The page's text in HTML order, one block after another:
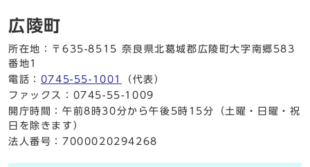
広陵町
所在地：〒635-8515 奈良県北葛城郡広陵町大字南郷583
番地1
電話： 0745-55-1001
（代表）
ファックス：0745-55-1009
開庁時間：午前8時30分から午後5時15分（土曜・日曜・祝
日を除きます）
法人番号：7000020294268